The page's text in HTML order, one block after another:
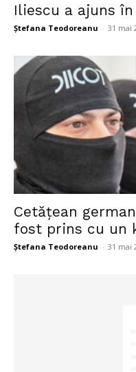
Iliescu a ajuns
Ștefana Teodoreanu - 31 mai
Cetățean
fost prins cu un
Ștefana Teodoreanu - 31 mai